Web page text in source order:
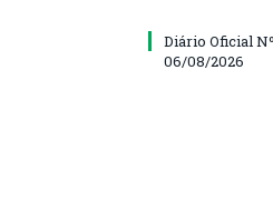
Diário Oficial
06/08/2026